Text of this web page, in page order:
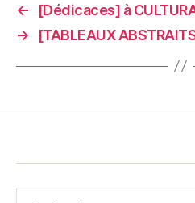
←
[Dédicaces] à
→
[TABLEAUX